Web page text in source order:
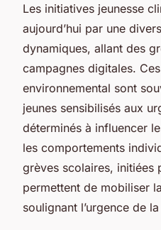
Les initiatives jeunesse
aujourd’hui par une
dynamiques, allant des
campagnes digitales.
environnemental sont
jeunes sensibilisés aux
déterminés à influencer
les comportements
grèves scolaires, initiées
permettent de mobiliser
soulignant l’urgence de